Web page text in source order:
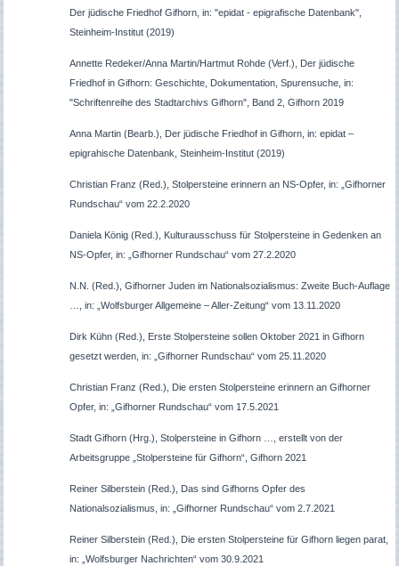
Der jüdische Friedhof Gifhorn, in: "epidat - epigrafische Datenbank",
Steinheim-Institut (2019)
Annette Redeker/Anna Martin/Hartmut Rohde (Verf.), Der jüdische
Friedhof in Gifhorn: Geschichte, Dokumentation, Spurensuche, in:
"Schriftenreihe des Stadtarchivs Gifhorn", Band 2, Gifhorn 2019
Anna Martin (Bearb.), Der jüdische Friedhof in Gifhorn, in: epidat –
epigrahische Datenbank, Steinheim-Institut (2019)
Christian Franz (Red.), Stolpersteine erinnern an NS-Opfer, in: „Gifhorner
Rundschau“ vom 22.2.2020
Daniela König (Red.), Kulturausschuss für Stolpersteine in Gedenken an
NS-Opfer, in: „Gifhorner Rundschau“ vom 27.2.2020
N.N. (Red.), Gifhorner Juden im Nationalsozialismus: Zweite Buch-Auflage
…, in: „Wolfsburger Allgemeine – Aller-Zeitung“ vom 13.11.2020
Dirk Kühn (Red.), Erste Stolpersteine sollen Oktober 2021 in Gifhorn
gesetzt werden, in: „Gifhorner Rundschau“ vom 25.11.2020
Christian Franz (Red.), Die ersten Stolpersteine erinnern an Gifhorner
Opfer, in: „Gifhorner Rundschau“ vom 17.5.2021
Stadt Gifhorn (Hrg.), Stolpersteine in Gifhorn …, erstellt von der
Arbeitsgruppe „Stolpersteine für Gifhorn“, Gifhorn 2021
Reiner Silberstein (Red.), Das sind Gifhorns Opfer des
Nationalsozialismus, in: „Gifhorner Rundschau“ vom 2.7.2021
Reiner Silberstein (Red.), Die ersten Stolpersteine für Gifhorn liegen parat,
in: „Wolfsburger Nachrichten“ vom 30.9.2021